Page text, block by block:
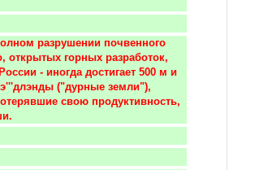
разрушении почвенного
открытых горных разработок,
- иногда достигает 500 м и
("дурные земли"),
свою продуктивность,